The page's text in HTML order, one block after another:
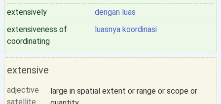
extensively
dengan luas
extensiveness of
coordinating
luasnya koordinasi
extensive
adjective
satellite
large in spatial extent or range or scope or